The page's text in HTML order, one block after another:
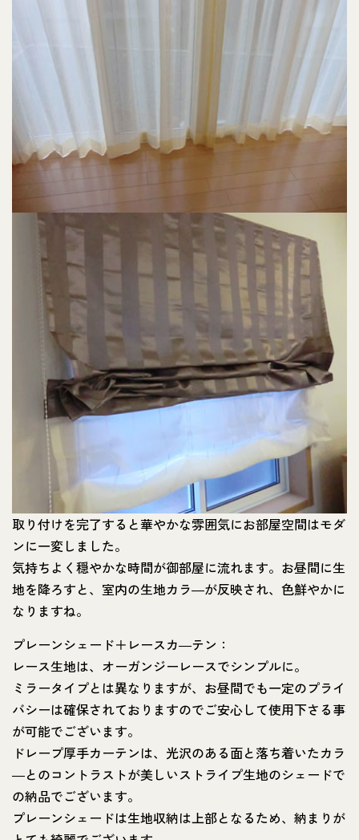
取り付けを完了すると華やかな雰囲気にお部屋空間はモダ
ンに一変しました。
気持ちよく穏やかな時間が御部屋に流れます。お昼間に生
地を降ろすと、室内の生地カラ―が反映され、色鮮やかに
なりますね。
プレーンシェード＋レースカ―テン：
レース生地は、オーガンジーレースでシンプルに。
ミラータイプとは異なりますが、お昼間でも一定のプライ
バシーは確保されておりますのでご安心して使用下さる事
が可能でございます。
ドレープ厚手カーテンは、光沢のある面と落ち着いたカラ
―とのコントラストが美しいストライプ生地のシェードで
の納品でございます。
プレーンシェードは生地収納は上部となるため、納まりが